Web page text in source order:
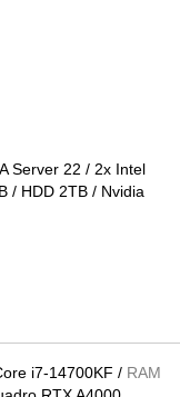
Server 22 / 2x Intel
/ HDD 2TB / Nvidia